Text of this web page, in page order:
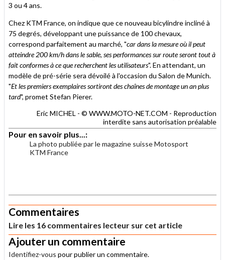
3 ou 4 ans.
Chez KTM France, on indique que ce nouveau bicylindre incliné à
75 degrés, développant une puissance de 100 chevaux,
correspond parfaitement au marché, "car dans la mesure où il peut
atteindre 200 km/h dans le sable, ses performances sur route seront tout à
fait conformes à ce que recherchent les utilisateurs". En attendant, un
modèle de pré-série sera dévoilé à l'occasion du Salon de Munich.
"Et les premiers exemplaires sortiront des chaînes de montage un an plus
tard", promet Stefan Pierer.
Eric MICHEL - © WWW.MOTO-NET.COM - Reproduction
interdite sans autorisation préalable
Pour en savoir plus...:
La photo publiée par le magazine suisse Motosport
KTM France
Commentaires
Lire les 16 commentaires lecteur sur cet article
Ajouter un commentaire
Identifiez-vous pour publier un commentaire.